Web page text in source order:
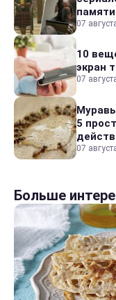
памяти
07
10
экран
07
5
07
Больше